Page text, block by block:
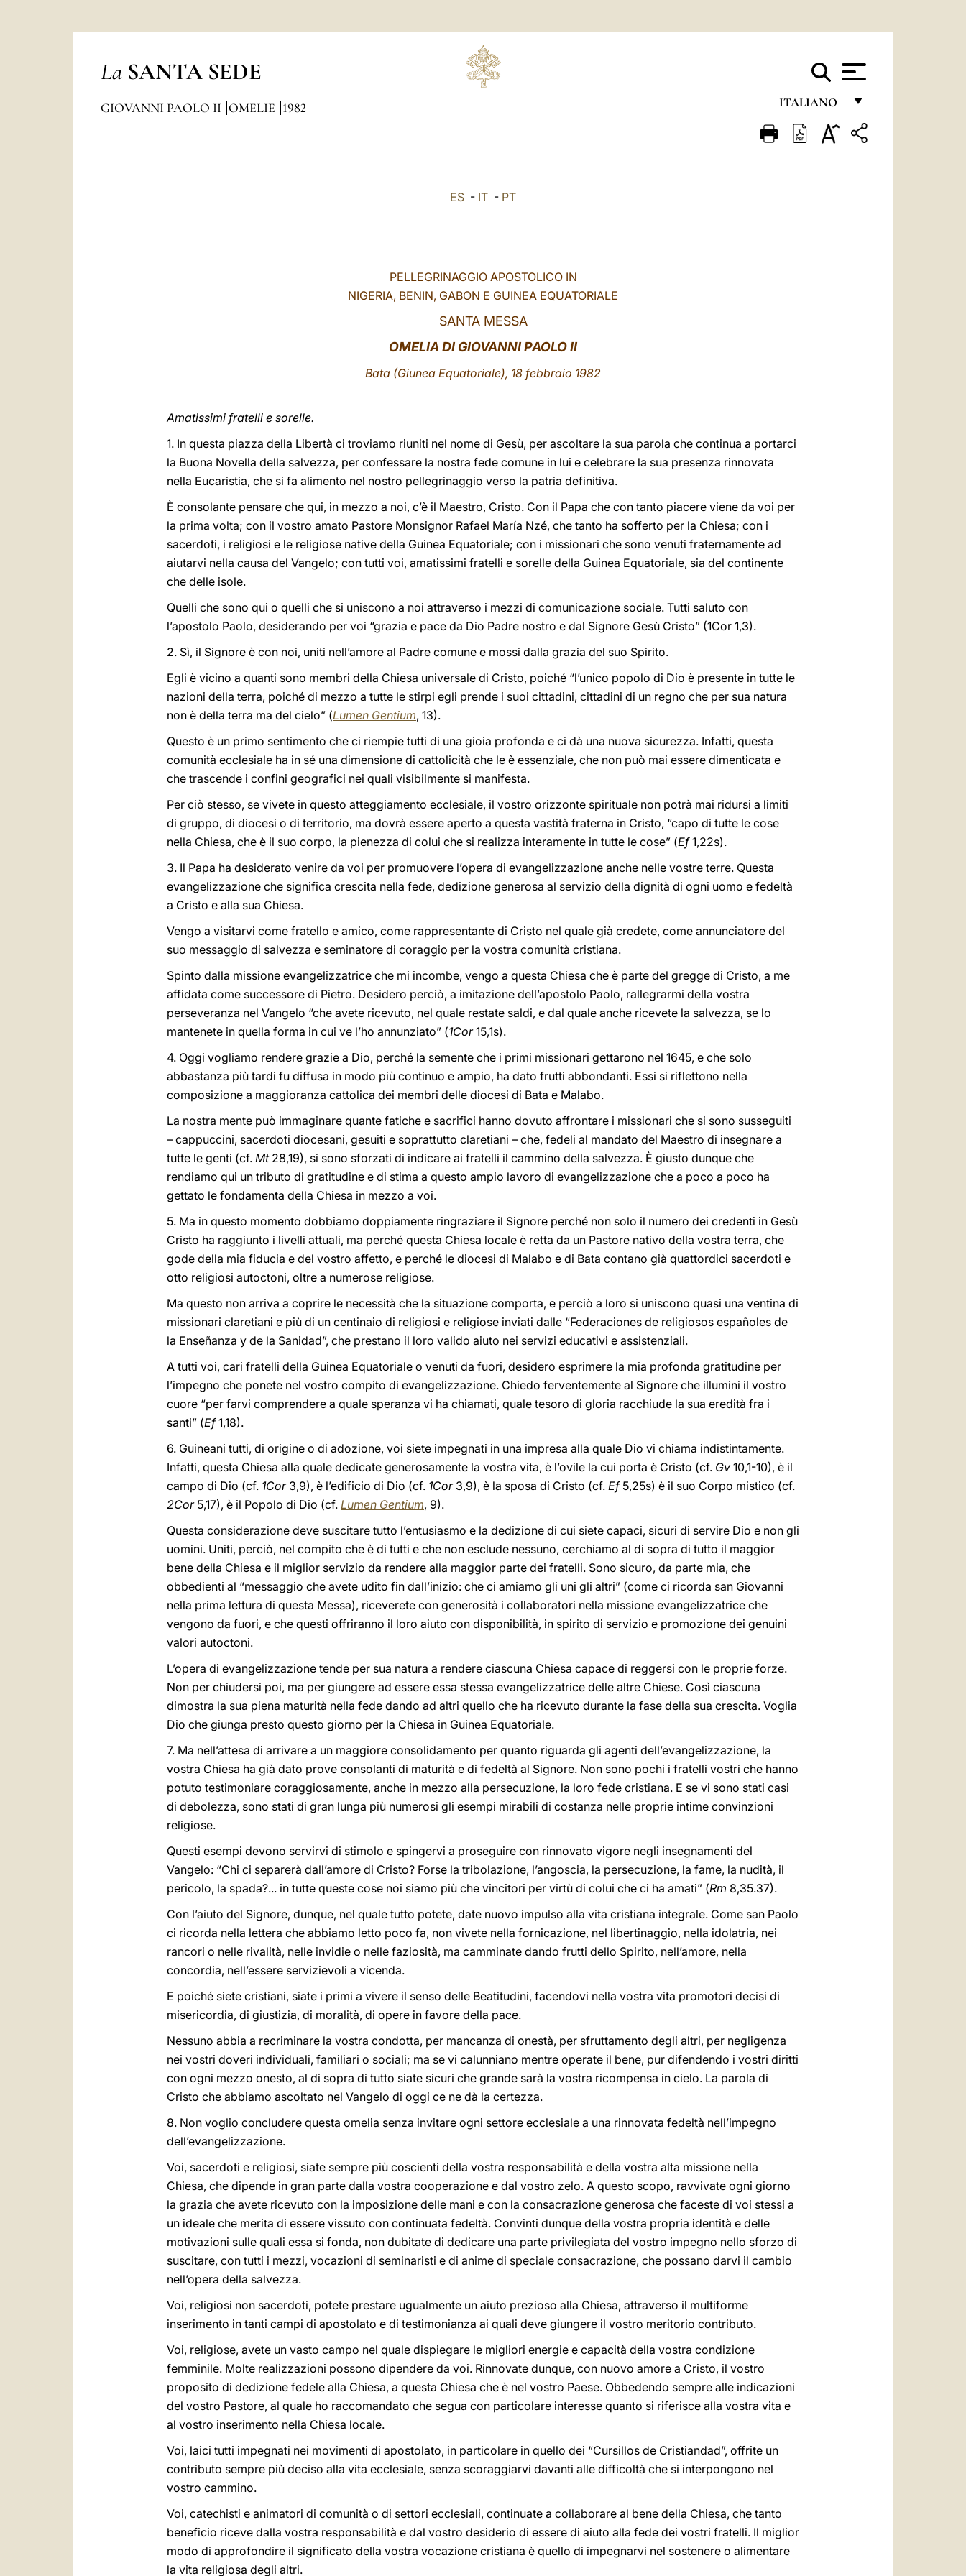
La SANTA SEDE
ITALIANO
FRANÇAIS
GIOVANNI PAOLO II OMELIE 1982
ES - IT - PT
PELLEGRINAGGIO APOSTOLICO IN
NIGERIA, BENIN, GABON E GUINEA EQUATORIALE
SANTA MESSA
OMELIA DI GIOVANNI PAOLO II
Bata (Giunea Equatoriale), 18 febbraio 1982
Amatissimi fratelli e sorelle.
1. In questa piazza della Libertà ci troviamo riuniti nel nome di Gesù, per ascoltare la sua parola che continua a portarci
la Buona Novella della salvezza, per confessare la nostra fede comune in lui e celebrare la sua presenza rinnovata
nella Eucaristia, che si fa alimento nel nostro pellegrinaggio verso la patria definitiva.
È consolante pensare che qui, in mezzo a noi, c’è il Maestro, Cristo. Con il Papa che con tanto piacere viene da voi per
la prima volta; con il vostro amato Pastore Monsignor Rafael María Nzé, che tanto ha sofferto per la Chiesa; con i
sacerdoti, i religiosi e le religiose native della Guinea Equatoriale; con i missionari che sono venuti fraternamente ad
aiutarvi nella causa del Vangelo; con tutti voi, amatissimi fratelli e sorelle della Guinea Equatoriale, sia del continente
che delle isole.
Quelli che sono qui o quelli che si uniscono a noi attraverso i mezzi di comunicazione sociale. Tutti saluto con
l’apostolo Paolo, desiderando per voi “grazia e pace da Dio Padre nostro e dal Signore Gesù Cristo” (1Cor 1,3).
2. Sì, il Signore è con noi, uniti nell’amore al Padre comune e mossi dalla grazia del suo Spirito.
Egli è vicino a quanti sono membri della Chiesa universale di Cristo, poiché “l’unico popolo di Dio è presente in tutte le
nazioni della terra, poiché di mezzo a tutte le stirpi egli prende i suoi cittadini, cittadini di un regno che per sua natura
non è della terra ma del cielo” (Lumen Gentium, 13).
Questo è un primo sentimento che ci riempie tutti di una gioia profonda e ci dà una nuova sicurezza. Infatti, questa
comunità ecclesiale ha in sé una dimensione di cattolicità che le è essenziale, che non può mai essere dimenticata e
che trascende i confini geografici nei quali visibilmente si manifesta.
Per ciò stesso, se vivete in questo atteggiamento ecclesiale, il vostro orizzonte spirituale non potrà mai ridursi a limiti
di gruppo, di diocesi o di territorio, ma dovrà essere aperto a questa vastità fraterna in Cristo, “capo di tutte le cose
nella Chiesa, che è il suo corpo, la pienezza di colui che si realizza interamente in tutte le cose” (Ef1,22s).
3. Il Papa ha desiderato venire da voi per promuovere l’opera di evangelizzazione anche nelle vostre terre. Questa
evangelizzazione che significa crescita nella fede, dedizione generosa al servizio della dignità di ogni uomo e fedeltà
a Cristo e alla sua Chiesa.
Vengo a visitarvi come fratello e amico, come rappresentante di Cristo nel quale già credete, come annunciatore del
suo messaggio di salvezza e seminatore di coraggio per la vostra comunità cristiana.
Spinto dalla missione evangelizzatrice che mi incombe, vengo a questa Chiesa che è parte del gregge di Cristo, a me
affidata come successore di Pietro. Desidero perciò, a imitazione dell’apostolo Paolo, rallegrarmi della vostra
perseveranza nel Vangelo “che avete ricevuto, nel quale restate saldi, e dal quale anche ricevete la salvezza, se lo
mantenete in quella forma in cui ve l’ho annunziato” (1Cor15,1s).
4. Oggi vogliamo rendere grazie a Dio, perché la semente che i primi missionari gettarono nel 1645, e che solo
abbastanza più tardi fu diffusa in modo più continuo e ampio, ha dato frutti abbondanti. Essi si riflettono nella
composizione a maggioranza cattolica dei membri delle diocesi di Bata e Malabo.
La nostra mente può immaginare quante fatiche e sacrifici hanno dovuto affrontare i missionari che si sono susseguiti
– cappuccini, sacerdoti diocesani, gesuiti e soprattutto claretiani – che, fedeli al mandato del Maestro di insegnare a
tutte le genti (cf. Mt28,19), si sono sforzati di indicare ai fratelli il cammino della salvezza. È giusto dunque che
rendiamo qui un tributo di gratitudine e di stima a questo ampio lavoro di evangelizzazione che a poco a poco ha
gettato le fondamenta della Chiesa in mezzo a voi.
5. Ma in questo momento dobbiamo doppiamente ringraziare il Signore perché non solo il numero dei credenti in Gesù
Cristo ha raggiunto i livelli attuali, ma perché questa Chiesa locale è retta da un Pastore nativo della vostra terra, che
gode della mia fiducia e del vostro affetto, e perché le diocesi di Malabo e di Bata contano già quattordici sacerdoti e
otto religiosi autoctoni, oltre a numerose religiose.
Ma questo non arriva a coprire le necessità che la situazione comporta, e perciò a loro si uniscono quasi una ventina di
missionari claretiani e più di un centinaio di religiosi e religiose inviati dalle “Federaciones de religiosos españoles de
la Enseñanza y de la Sanidad”, che prestano il loro valido aiuto nei servizi educativi e assistenziali.
A tutti voi, cari fratelli della Guinea Equatoriale o venuti da fuori, desidero esprimere la mia profonda gratitudine per
l’impegno che ponete nel vostro compito di evangelizzazione. Chiedo ferventemente al Signore che illumini il vostro
cuore “per farvi comprendere a quale speranza vi ha chiamati, quale tesoro di gloria racchiude la sua eredità fra i
santi” (Ef1,18).
6. Guineani tutti, di origine o di adozione, voi siete impegnati in una impresa alla quale Dio vi chiama indistintamente.
Infatti, questa Chiesa alla quale dedicate generosamente la vostra vita, è l’ovile la cui porta è Cristo (cf. Gv 10,1-10), è il
campo di Dio (cf. 1Cor3,9), è l’edificio di Dio (cf. 1Cor3,9), è la sposa di Cristo (cf. Ef 5,25s) è il suo Corpo mistico (cf.
2Cor5,17), è il Popolo di Dio (cf. Lumen Gentium, 9).
Questa considerazione deve suscitare tutto l’entusiasmo e la dedizione di cui siete capaci, sicuri di servire Dio e non gli
uomini. Uniti, perciò, nel compito che è di tutti e che non esclude nessuno, cerchiamo al di sopra di tutto il maggior
bene della Chiesa e il miglior servizio da rendere alla maggior parte dei fratelli. Sono sicuro, da parte mia, che
obbedienti al “messaggio che avete udito fin dall’inizio: che ci amiamo gli uni gli altri” (come ci ricorda san Giovanni
nella prima lettura di questa Messa), riceverete con generosità i collaboratori nella missione evangelizzatrice che
vengono da fuori, e che questi offriranno il loro aiuto con disponibilità, in spirito di servizio e promozione dei genuini
valori autoctoni.
L’opera di evangelizzazione tende per sua natura a rendere ciascuna Chiesa capace di reggersi con le proprie forze.
Non per chiudersi poi, ma per giungere ad essere essa stessa evangelizzatrice delle altre Chiese. Così ciascuna
dimostra la sua piena maturità nella fede dando ad altri quello che ha ricevuto durante la fase della sua crescita. Voglia
Dio che giunga presto questo giorno per la Chiesa in Guinea Equatoriale.
7. Ma nell’attesa di arrivare a un maggiore consolidamento per quanto riguarda gli agenti dell’evangelizzazione, la
vostra Chiesa ha già dato prove consolanti di maturità e di fedeltà al Signore. Non sono pochi i fratelli vostri che hanno
potuto testimoniare coraggiosamente, anche in mezzo alla persecuzione, la loro fede cristiana. E se vi sono stati casi
di debolezza, sono stati di gran lunga più numerosi gli esempi mirabili di costanza nelle proprie intime convinzioni
religiose.
Questi esempi devono servirvi di stimolo e spingervi a proseguire con rinnovato vigore negli insegnamenti del
Vangelo: “Chi ci separerà dall’amore di Cristo? Forse la tribolazione, l’angoscia, la persecuzione, la fame, la nudità, il
pericolo, la spada?... in tutte queste cose noi siamo più che vincitori per virtù di colui che ci ha amati” (Rm 8,35.37).
Con l’aiuto del Signore, dunque, nel quale tutto potete, date nuovo impulso alla vita cristiana integrale. Come san Paolo
ci ricorda nella lettera che abbiamo letto poco fa, non vivete nella fornicazione, nel libertinaggio, nella idolatria, nei
rancori o nelle rivalità, nelle invidie o nelle faziosità, ma camminate dando frutti dello Spirito, nell’amore, nella
concordia, nell’essere servizievoli a vicenda.
E poiché siete cristiani, siate i primi a vivere il senso delle Beatitudini, facendovi nella vostra vita promotori decisi di
misericordia, di giustizia, di moralità, di opere in favore della pace.
Nessuno abbia a recriminare la vostra condotta, per mancanza di onestà, per sfruttamento degli altri, per negligenza
nei vostri doveri individuali, familiari o sociali; ma se vi calunniano mentre operate il bene, pur difendendo i vostri diritti
con ogni mezzo onesto, al di sopra di tutto siate sicuri che grande sarà la vostra ricompensa in cielo. La parola di
Cristo che abbiamo ascoltato nel Vangelo di oggi ce ne dà la certezza.
8. Non voglio concludere questa omelia senza invitare ogni settore ecclesiale a una rinnovata fedeltà nell’impegno
dell’evangelizzazione.
Voi, sacerdoti e religiosi, siate sempre più coscienti della vostra responsabilità e della vostra alta missione nella
Chiesa, che dipende in gran parte dalla vostra cooperazione e dal vostro zelo. A questo scopo, ravvivate ogni giorno
la grazia che avete ricevuto con la imposizione delle mani e con la consacrazione generosa che faceste di voi stessi a
un ideale che merita di essere vissuto con continuata fedeltà. Convinti dunque della vostra propria identità e delle
motivazioni sulle quali essa si fonda, non dubitate di dedicare una parte privilegiata del vostro impegno nello sforzo di
suscitare, con tutti i mezzi, vocazioni di seminaristi e di anime di speciale consacrazione, che possano darvi il cambio
nell’opera della salvezza.
Voi, religiosi non sacerdoti, potete prestare ugualmente un aiuto prezioso alla Chiesa, attraverso il multiforme
inserimento in tanti campi di apostolato e di testimonianza ai quali deve giungere il vostro meritorio contributo.
Voi, religiose, avete un vasto campo nel quale dispiegare le migliori energie e capacità della vostra condizione
femminile. Molte realizzazioni possono dipendere da voi. Rinnovate dunque, con nuovo amore a Cristo, il vostro
proposito di dedizione fedele alla Chiesa, a questa Chiesa che è nel vostro Paese. Obbedendo sempre alle indicazioni
del vostro Pastore, al quale ho raccomandato che segua con particolare interesse quanto si riferisce alla vostra vita e
al vostro inserimento nella Chiesa locale.
Voi, laici tutti impegnati nei movimenti di apostolato, in particolare in quello dei “Cursillos de Cristiandad”, offrite un
contributo sempre più deciso alla vita ecclesiale, senza scoraggiarvi davanti alle difficoltà che si interpongono nel
vostro cammino.
Voi, catechisti e animatori di comunità o di settori ecclesiali, continuate a collaborare al bene della Chiesa, che tanto
beneficio riceve dalla vostra responsabilità e dal vostro desiderio di essere di aiuto alla fede dei vostri fratelli. Il miglior
modo di approfondire il significato della vostra vocazione cristiana è quello di impegnarvi nel sostenere o alimentare
la vita religiosa degli altri.